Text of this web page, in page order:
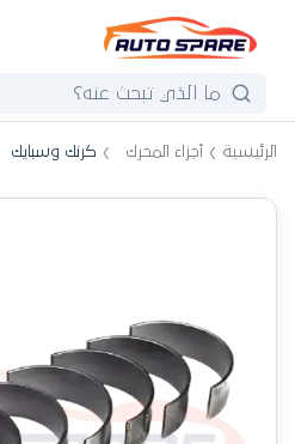
الرئيسية أجزاء المحرك كرنك وسبايك